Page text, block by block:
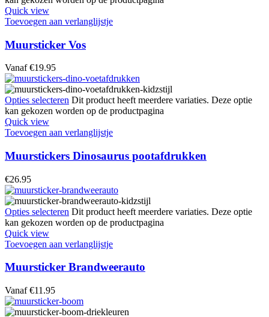
Quick view
Toevoegen aan verlanglijstje
Muursticker Vos
Vanaf €19.95
Opties selecteren Dit product heeft meerdere variaties. Deze optie
kan gekozen worden op de productpagina
Quick view
Toevoegen aan verlanglijstje
Muurstickers Dinosaurus pootafdrukken
€26.95
Opties selecteren Dit product heeft meerdere variaties. Deze optie
kan gekozen worden op de productpagina
Quick view
Toevoegen aan verlanglijstje
Muursticker Brandweerauto
Vanaf €11.95